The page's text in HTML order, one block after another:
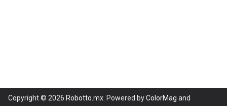
Copyright © 2026 Robotto.mx . Powered byColorMag and